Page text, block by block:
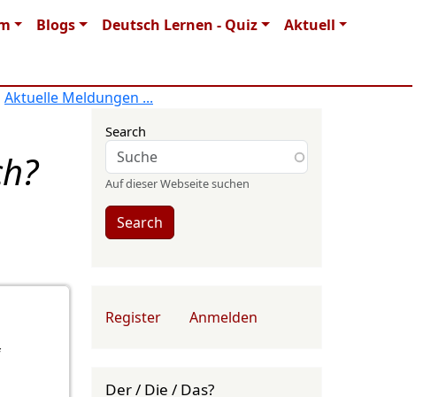
Blogs Deutsch Lernen - Quiz
Aktuell
Aktuelle Meldungen ...
Search
Auf dieser Webseite suchen
Search
User account menu
Register Anmelden
Der / Die / Das?